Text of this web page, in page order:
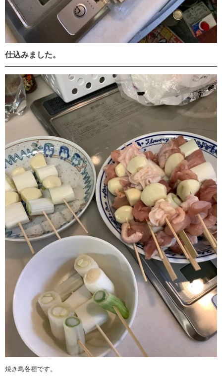
仕込みました。
焼き鳥各種です。